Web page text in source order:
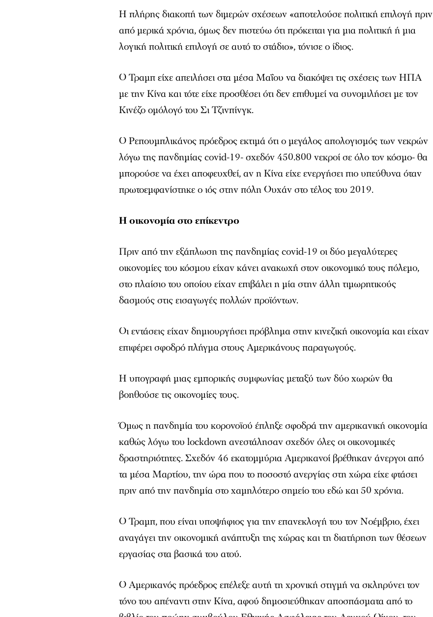
Η πλήρης διακοπή των διμερών σχέσεων «αποτελούσε πολιτική επιλογή πριν
από μερικά χρόνια, όμως δεν πιστεύω ότι πρόκειται για μια πολιτική ή μια
λογική πολιτική επιλογή σε αυτό το στάδιο», τόνισε ο ίδιος.
Ο Τραμπ είχε απειλήσει στα μέσα Μαΐου να διακόψει τις σχέσεις των ΗΠΑ
με την Κίνα και τότε είχε προσθέσει ότι δεν επιθυμεί να συνομιλήσει με τον
Κινέζο ομόλογό του Σι Τζινπίνγκ.
Ο Ρεπουμπλικάνος πρόεδρος εκτιμά ότι ο μεγάλος απολογισμός των νεκρών
λόγω της πανδημίας covid-19- σχεδόν 450.800 νεκροί σε όλο τον κόσμο- θα
μπορούσε να έχει αποφευχθεί, αν η Κίνα είχε ενεργήσει πιο υπεύθυνα όταν
πρωτοεμφανίστηκε ο ιός στην πόλη Ουχάν στο τέλος του 2019.
Η οικονομία στο επίκεντρο
Πριν από την εξάπλωση της πανδημίας covid-19 οι δύο μεγαλύτερες
οικονομίες του κόσμου είχαν κάνει ανακωχή στον οικονομικό τους πόλεμο,
στο πλαίσιο του οποίου είχαν επιβάλει η μία στην άλλη τιμωρητικούς
δασμούς στις εισαγωγές πολλών προϊόντων.
Οι εντάσεις είχαν δημιουργήσει πρόβλημα στην κινεζική οικονομία και είχαν
επιφέρει σφοδρό πλήγμα στους Αμερικάνους παραγωγούς.
Η υπογραφή μιας εμπορικής συμφωνίας μεταξύ των δύο χωρών θα
βοηθούσε τις οικονομίες τους.
Όμως η πανδημία του κορονοϊού έπληξε σφοδρά την αμερικανική οικονομία
καθώς λόγω του lockdown ανεστάλησαν σχεδόν όλες οι οικονομικές
δραστηριότητες. Σχεδόν 46 εκατομμύρια Αμερικανοί βρέθηκαν άνεργοι από
τα μέσα Μαρτίου, την ώρα που το ποσοστό ανεργίας στη χώρα είχε φτάσει
πριν από την πανδημία στο χαμηλότερο σημείο του εδώ και 50 χρόνια.
Ο Τραμπ, που είναι υποψήφιος για την επανεκλογή του τον Νοέμβριο, έχει
αναγάγει την οικονομική ανάπτυξη της χώρας και τη διατήρηση των θέσεων
εργασίας στα βασικά του ατού.
Ο Αμερικανός πρόεδρος επέλεξε αυτή τη χρονική στιγμή να σκληρύνει τον
τόνο του απέναντι στην Κίνα, αφού δημοσιεύθηκαν αποσπάσματα από το